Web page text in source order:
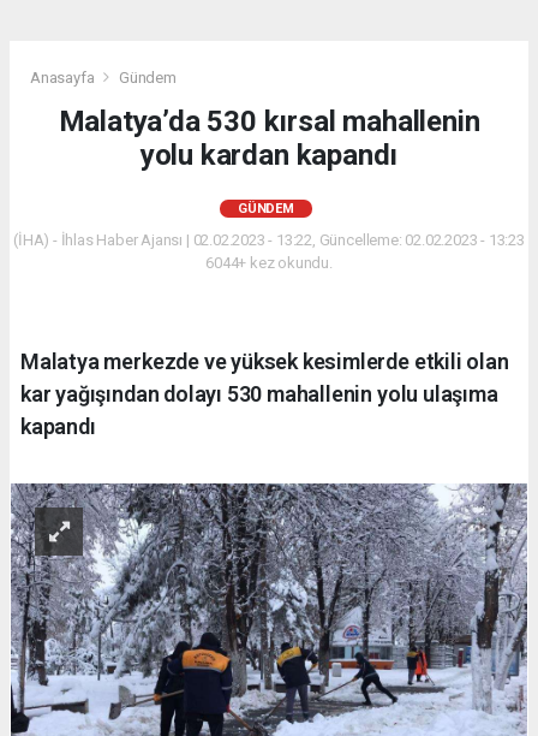
Anasayfa Gündem
Malatya’da 530 kırsal mahallenin
yolu kardan kapandı
GÜNDEM
(İHA) - İhlas Haber Ajansı | 02.02.2023 - 13:22, Güncelleme: 02.02.2023 - 13:23
6044+ kez okundu.
Malatya merkezde ve yüksek kesimlerde etkili olan
kar yağışından dolayı 530 mahallenin yolu ulaşıma
kapandı